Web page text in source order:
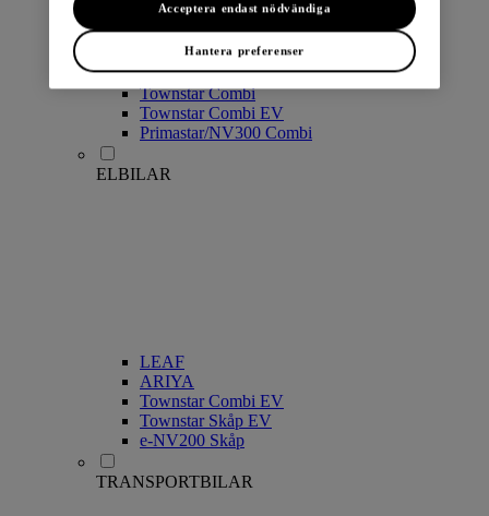
Qashqai
LEAF
ARIYA
X-Trail
Townstar Combi
Townstar Combi EV
Primastar/NV300 Combi
ELBILAR
LEAF
ARIYA
Townstar Combi EV
Townstar Skåp EV
e-NV200 Skåp
TRANSPORTBILAR
Hantera preferenser
Acceptera endast nödvändiga